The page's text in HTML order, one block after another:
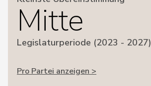
Mitte
Legislaturperiode (2023 - 2027)
Pro Partei anzeigen >